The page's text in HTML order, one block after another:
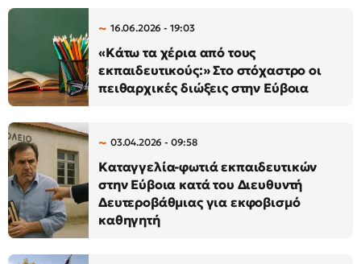
16.06.2026 - 19:03
«Κάτω τα χέρια από τους
εκπαιδευτικούς:» Στο στόχαστρο οι
πειθαρχικές διώξεις στην Εύβοια
03.04.2026 - 09:58
Καταγγελία-φωτιά εκπαιδευτικών
στην Εύβοια κατά του Διευθυντή
Δευτεροβάθμιας για εκφοβισμό
καθηγητή